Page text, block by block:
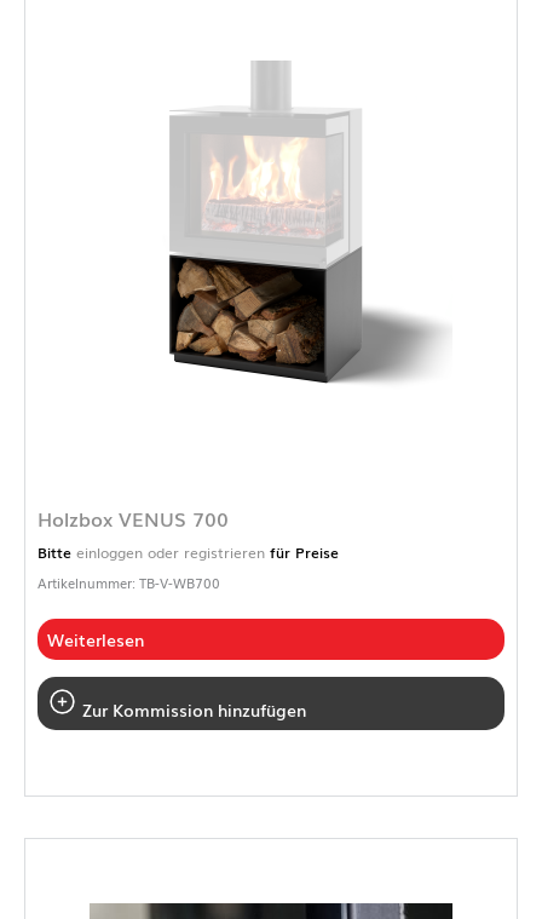
Holzbox VENUS 700
Bitte einloggen oder registrieren für Preise
Artikelnummer: TB-V-WB700
Weiterlesen
Zur Kommission hinzufügen